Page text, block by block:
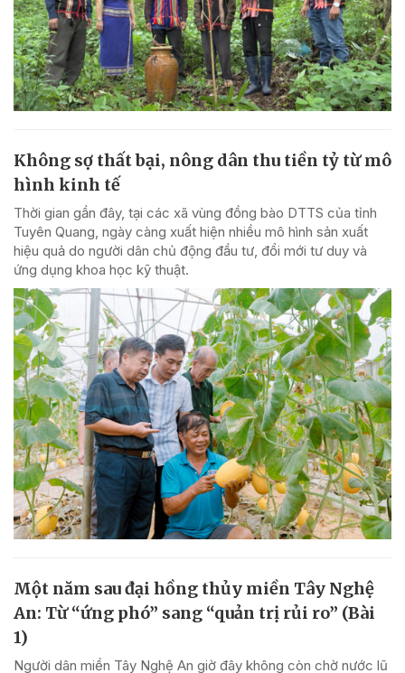
Không sợ thất bại, nông dân thu tiền tỷ từ mô
hình kinh tế
Thời gian gần đây, tại các xã vùng đồng bào DTTS của tỉnh
Tuyên Quang, ngày càng xuất hiện nhiều mô hình sản xuất
hiệu quả do người dân chủ động đầu tư, đổi mới tư duy và
ứng dụng khoa học kỹ thuật.
Một năm sau đại hồng thủy miền Tây Nghệ
An: Từ “ứng phó” sang “quản trị rủi ro” (Bài
1)
Người dân miền Tây Nghệ An giờ đây không còn chờ nước lũ